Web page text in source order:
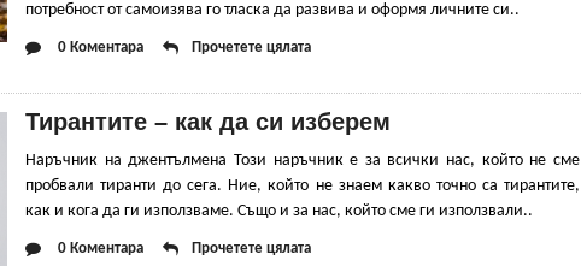
потребност от самоизява го тласка да развива и оформя личните си..
0 Коментара Прочетете цялата
Тирантите – как да си изберем
Наръчник на джентълмена Този наръчник е за всички нас, който не сме
пробвали тиранти до сега. Ние, който не знаем какво точно са тирантите,
как и кога да ги използваме. Също и за нас, който сме ги използвали..
0 Коментара Прочетете цялата